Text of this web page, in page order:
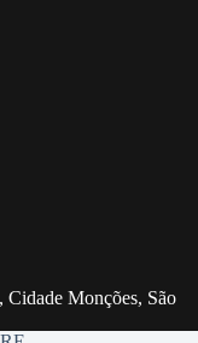
Monções, São